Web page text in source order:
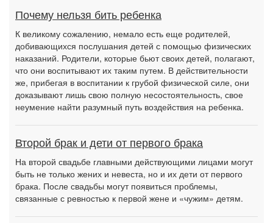
Почему нельзя бить ребенка
К великому сожалению, немало есть еще родителей,
добивающихся послушания детей с помощью физических
наказаний. Родители, которые бьют своих детей, полагают,
что они воспитывают их таким путем. В действительности
же, прибегая в воспитании к грубой физической силе, они
доказывают лишь свою полную несостоятельность, свое
неумение найти разумный путь воздействия на ребенка.
Второй брак и дети от первого брака
На второй свадьбе главными действующими лицами могут
быть не только жених и невеста, но и их дети от первого
брака. После свадьбы могут появиться проблемы,
связанные с ревностью к первой жене и «чужим» детям.